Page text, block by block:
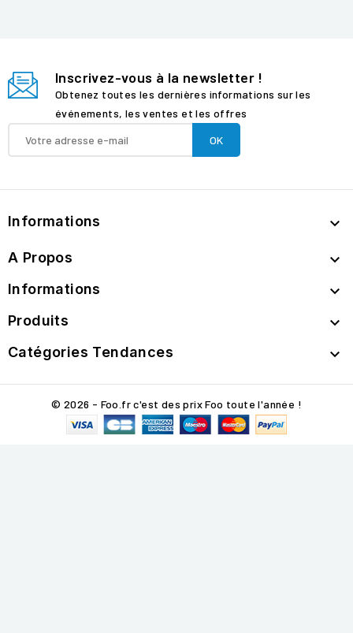
Inscrivez-vous à la newsletter !
Obtenez toutes les dernières informations sur les
événements, les ventes et les offres
Informations 
A Propos 
Informations 
Produits 
Catégories Tendances 
© 2026 - Foo.fr c'est des prix Foo toute l'année !